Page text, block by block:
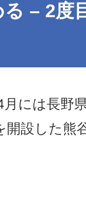
– 2度
には長野
開設した熊